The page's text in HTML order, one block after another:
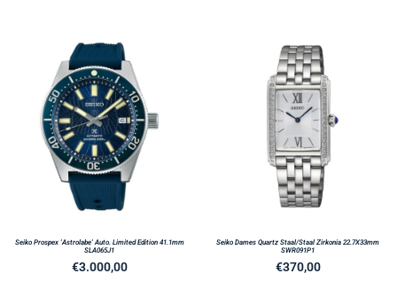
Seiko Prospex ‘Astrolabe’ Auto. Limited Edition 41.1mm
SLA065J1
€3.000,00
Seiko Dames Quartz Staal/Staal Zirkonia 22.7X33mm
SWR091P1
€370,00